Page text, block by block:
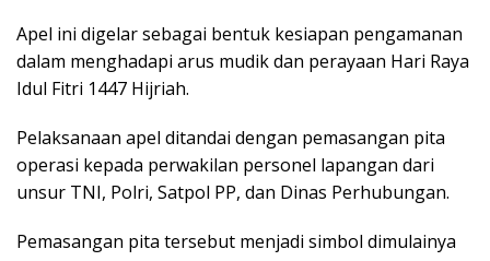
Apel ini digelar sebagai bentuk kesiapan pengamanan
dalam menghadapi arus mudik dan perayaan Hari Raya
Idul Fitri 1447 Hijriah.
Pelaksanaan apel ditandai dengan pemasangan pita
operasi kepada perwakilan personel lapangan dari
unsur TNI, Polri, Satpol PP, dan Dinas Perhubungan.
Pemasangan pita tersebut menjadi simbol dimulainya